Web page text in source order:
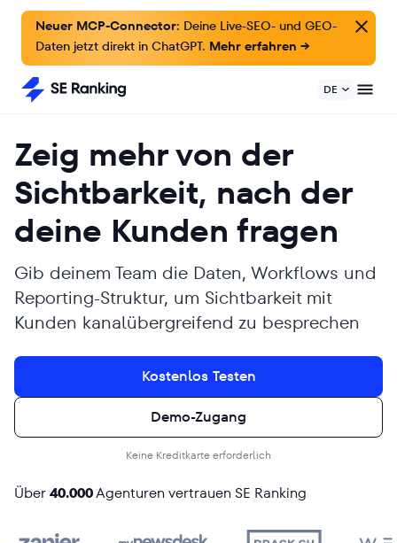
Neuer MCP-Connector: Deine Live-SEO- und GEO-
Daten jetzt direkt in ChatGPT. Mehr erfahren →
DE
Zeig mehr von der
Sichtbarkeit, nach der
deine Kunden fragen
Gib deinem Team die Daten, Workflows und
Reporting-Struktur, um Sichtbarkeit mit
Kunden kanalübergreifend zu besprechen
Kostenlos Testen
Demo-Zugang
Keine Kreditkarte erforderlich
Über40.000Agenturen vertrauen SE Ranking